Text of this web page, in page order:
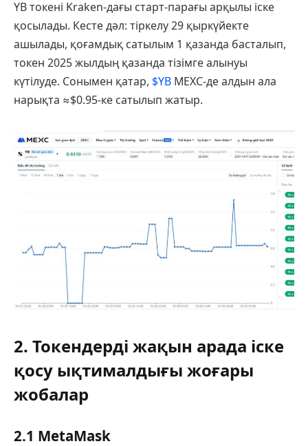
YB токені Kraken-дағы старт-парағы арқылы іске
қосылады. Кесте дәл: тіркелу 29 қыркүйекте
ашылады, қоғамдық сатылым 1 қазанда басталып,
токен 2025 жылдың қазанда тізімге алынуы
күтілуде. Сонымен қатар, $YB MEXC-де алдын ала
нарықта ≈$0.95-ке сатылып жатыр.
2. Токендерді жақын арада іске
қосу ықтималдығы жоғары
жобалар
2.1 MetaMask